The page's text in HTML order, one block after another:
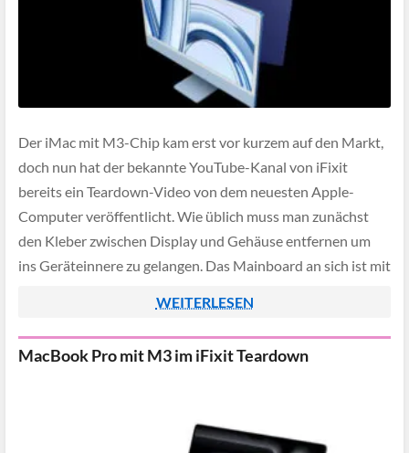
Der iMac mit M3-Chip kam erst vor kurzem auf den Markt,
doch nun hat der bekannte YouTube-Kanal von iFixit
bereits ein Teardown-Video von dem neuesten Apple-
Computer veröffentlicht. Wie üblich muss man zunächst
den Kleber zwischen Display und Gehäuse entfernen um
ins Geräteinnere zu gelangen. Das Mainboard an sich ist mit
WEITERLESEN
MacBook Pro mit M3 im iFixit Teardown